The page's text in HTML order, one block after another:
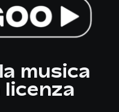
musica
licenza